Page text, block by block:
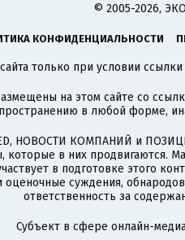
© 2005-2026,
КОНФИДЕНЦИАЛЬНОСТИ
только при условии
на этом сайте со
в любой форме,
НОВОСТИ КОМПАНИЙ и
которые в них
в подготовке этого
оценочные суждения,
ответственность за
Субъект в сфере онлайн-